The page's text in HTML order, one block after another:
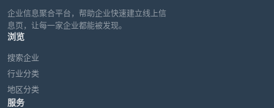
企业信息聚合平台，帮助企业快速建立线上信
息页，让每一家企业都能被发现。
浏览
搜索企业
行业分类
地区分类
服务